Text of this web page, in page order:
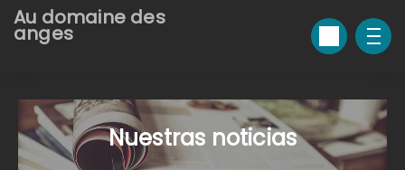
Au domaine des
anges
Nuestras noticias